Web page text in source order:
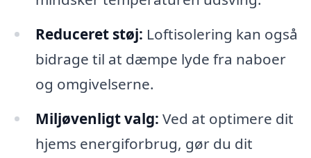
Reduceret støj: Loftisolering kan også
bidrage til at dæmpe lyde fra naboer
og omgivelserne.
Miljøvenligt valg: Ved at optimere dit
hjems energiforbrug, gør du dit